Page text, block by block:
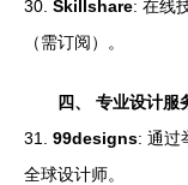
30. Skillshare: 在线
（需订阅）。
四、 专业设计服
31. 99designs: 通过
全球设计师。